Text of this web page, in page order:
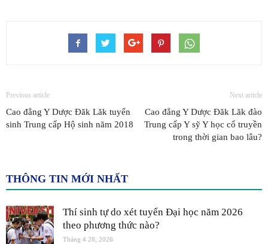
Previous article
Cao đẳng Y Dược Đăk Lăk tuyển
sinh Trung cấp Hộ sinh năm 2018
Next article
Cao đẳng Y Dược Đăk Lăk đào
Trung cấp Y sỹ Y học cổ truyền
trong thời gian bao lâu?
THÔNG TIN MỚI NHẤT
Thí sinh tự do xét tuyển Đại học năm 2026
theo phương thức nào?
Tháng 4 28, 2026